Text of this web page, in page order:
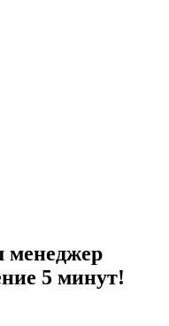
менеджер
5 минут!